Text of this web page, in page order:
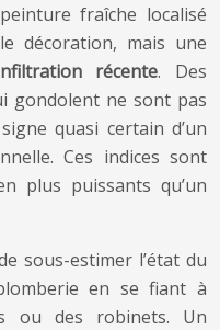
fraîche localisé
décoration, mais une
récente. Des
gondolent ne sont pas
quasi certain d’un
Ces indices sont
plus puissants qu’un
sous-estimer l’état du
en se fiant à
ou des robinets. Un